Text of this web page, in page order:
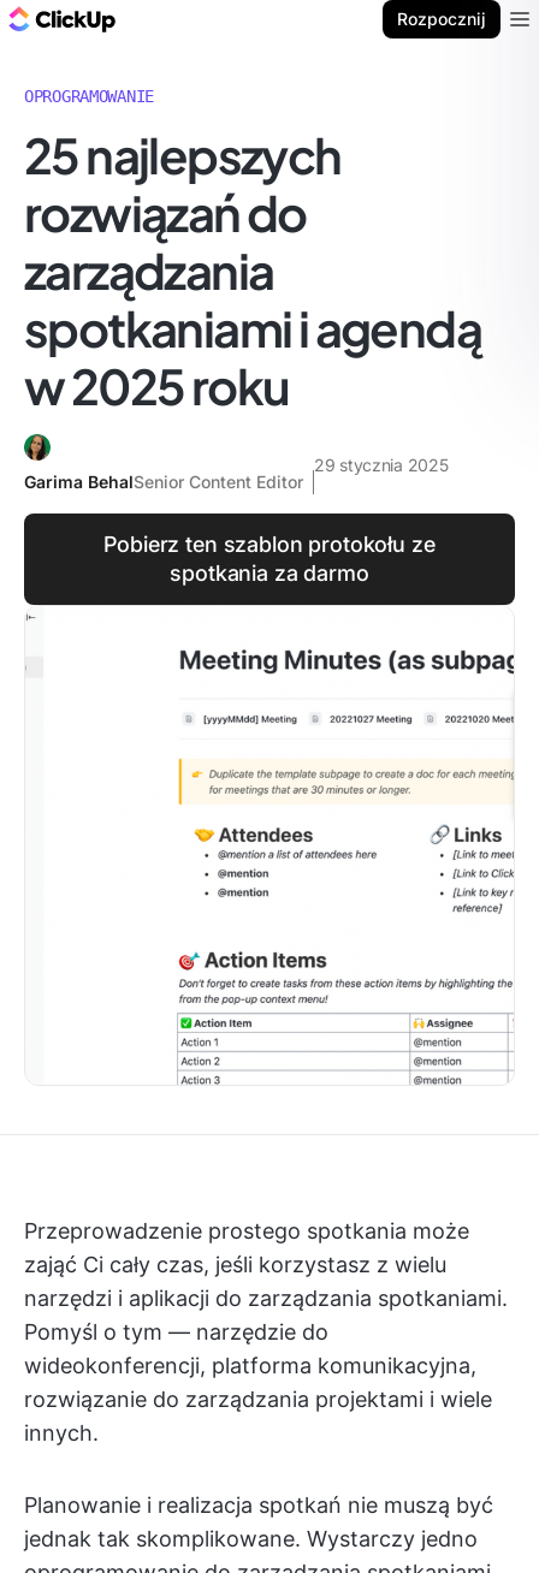
Rozpocznij
OPROGRAMOWANIE
25 najlepszych
rozwiązań do
zarządzania
spotkaniami i agendą
w 2025 roku
Garima BehalSenior Content Editor
29 stycznia 2025
Pobierz ten szablon protokołu ze
spotkania za darmo
Przeprowadzenie prostego spotkania może
zająć Ci cały czas, jeśli korzystasz z wielu
narzędzi i aplikacji do zarządzania spotkaniami.
Pomyśl o tym — narzędzie do
wideokonferencji, platforma komunikacyjna,
rozwiązanie do zarządzania projektami i wiele
innych.
Planowanie i realizacja spotkań nie muszą być
jednak tak skomplikowane. Wystarczy jedno